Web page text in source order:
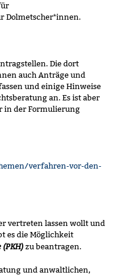
Dolmetscher*innen.
Die dort
auch Anträge und
und einige Hinweise
an. Es ist aber
in der Formulierung
verfahren-vor-den-
vertreten lassen wollt und
es die Möglichkeit
(PKH)zu beantragen.
und anwaltlichen,